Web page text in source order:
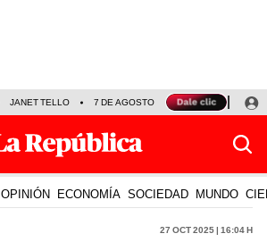
JANET TELLO 7 DE AGOSTO TINKA RESULTADOS
OPINIÓN ECONOMÍA SOCIEDAD MUNDO
27 Oct 2025 | 16:04 h